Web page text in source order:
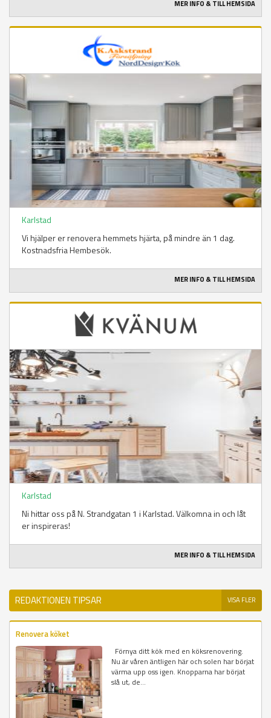
MER INFO & TILL HEMSIDA
Karlstad
Vi hjälper er renovera hemmets hjärta, på mindre än 1 dag.
Kostnadsfria Hembesök.
MER INFO & TILL HEMSIDA
Karlstad
Ni hittar oss på N. Strandgatan 1 i Karlstad. Välkomna in och låt
er inspireras!
MER INFO & TILL HEMSIDA
REDAKTIONEN TIPSAR VISA FLER
Renovera köket
Förnya ditt kök med en köksrenovering.
Nu är våren äntligen här och solen har börjat
värma upp oss igen. Knopparna har börjat
slå ut, de...